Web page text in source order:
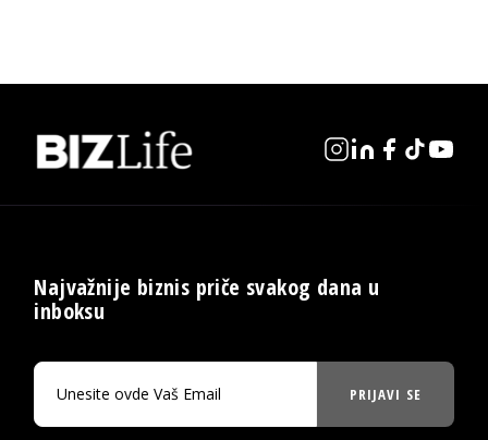
Najvažnije biznis priče svakog dana u
inboksu
PRIJAVI SE